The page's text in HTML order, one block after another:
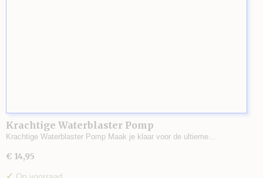
Krachtige Waterblaster Pomp
Krachtige Waterblaster Pomp Maak je klaar voor de ultieme…
€ 14,95
✓